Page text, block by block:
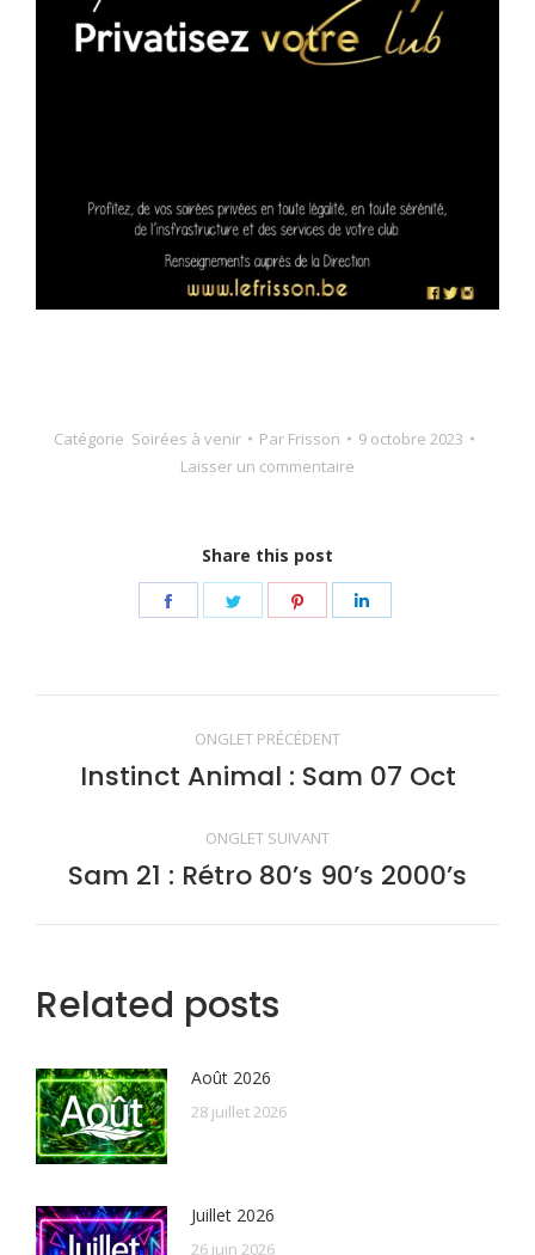
Catégorie Soirées à venir Par Frisson
9 octobre 2023
Laisser un commentaire
Share this post
Share
Share
Share
Navigation
de
commentaire
ONGLET PRÉCÉDENT
Onglet
Instinct Animal : Sam 07 Oct
ONGLET SUIVANT
Onglet
Sam 21 : Rétro 80’s 90’s 2000’s
Related posts
Août 2026
28 juillet 2026
Juillet 2026
26 juin 2026